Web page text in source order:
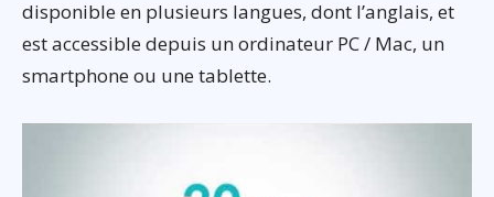
disponible en plusieurs langues, dont l’anglais, et
est accessible depuis un ordinateur PC / Mac, un
smartphone ou une tablette.